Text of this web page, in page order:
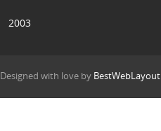
2003
Designed with love by BestWebLayout